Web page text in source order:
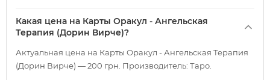
Какая цена на Карты Оракул - Ангельская
Терапия (Дорин Вирче)?
Актуальная цена на Карты Оракул - Ангельская Терапия
(Дорин Вирче) — 200 грн. Производитель: Таро.